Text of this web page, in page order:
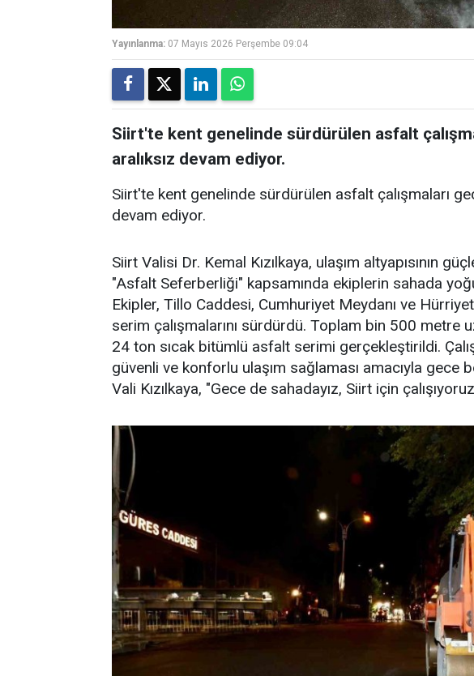
Yayınlanma: 07 Mayıs 2026 Perşembe 09:04
Siirt'te kent genelinde sürdürülen asfalt
aralıksız devam ediyor.
Siirt'te kent genelinde sürdürülen asfalt çalışmaları
devam ediyor.
Siirt Valisi Dr. Kemal Kızılkaya, ulaşım altyapısının
"Asfalt Seferberliği" kapsamında ekiplerin sahada
Ekipler, Tillo Caddesi, Cumhuriyet Meydanı ve
serim çalışmalarını sürdürdü. Toplam bin 500 metre
24 ton sıcak bitümlü asfalt serimi gerçekleştirildi.
güvenli ve konforlu ulaşım sağlaması amacıyla gece
Vali Kızılkaya, "Gece de sahadayız, Siirt için